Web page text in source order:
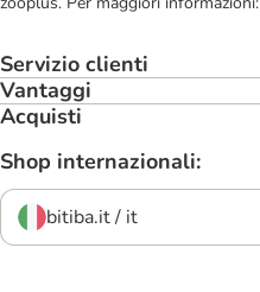
Servizio clienti
Vantaggi
Acquisti
Shop internazionali:
bitiba.it / it